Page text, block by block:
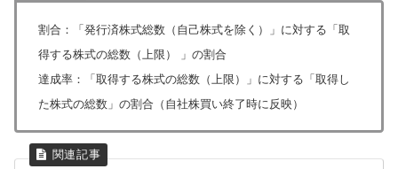
割合：「発行済株式総数（自己株式を除く）」に対する「取
得する株式の総数（上限） 」の割合
達成率：「取得する株式の総数（上限）」に対する「取得し
た株式の総数」の割合（自社株買い終了時に反映）